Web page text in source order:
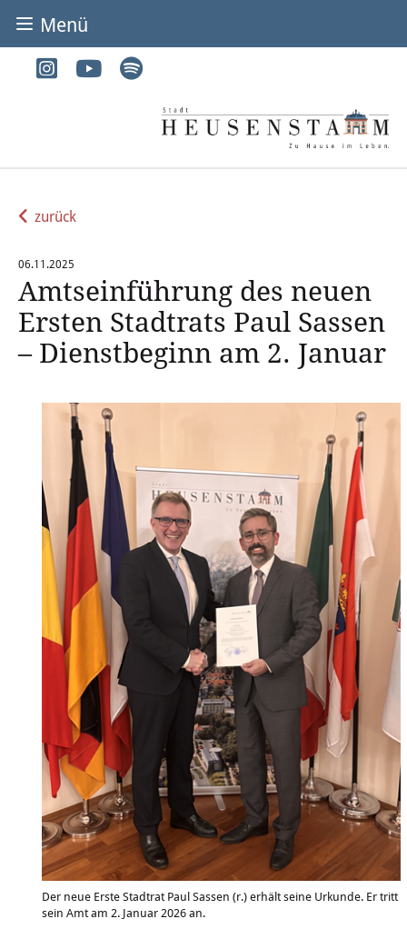
zurück
06.11.2025
Amtseinführung des neuen
Ersten Stadtrats Paul Sassen
– Dienstbeginn am 2. Januar
Der neue Erste Stadtrat Paul Sassen (r.) erhält seine Urkunde. Er tritt
sein Amt am 2. Januar 2026 an.
Menü
BÜRGER & STADT
Bürgerbüro
Heirat
Wertstoffhof
Wasser & Abwasser
Ortsgerichte & Schiedsamt
Verwaltung & Politik
Satzungen & Stadtrecht
Ausschreibungen
Karriere & Ausbildung
Steuern & Gebühren
Ehrungen
Haushalt
Sitzungsinfo
Gremien